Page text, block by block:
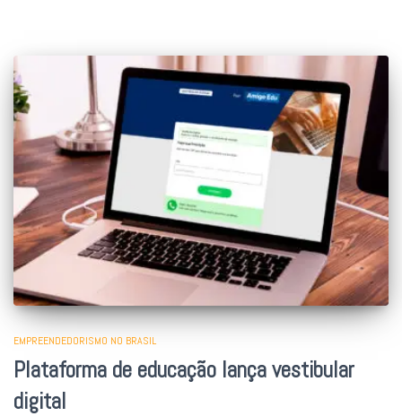
EMPREENDEDORISMO NO BRASIL
Plataforma de educação lança vestibular
digital